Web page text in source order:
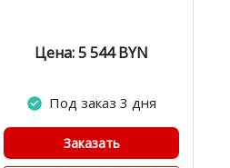
Цена: 5 544 BYN
Под заказ 3 дня
Заказать